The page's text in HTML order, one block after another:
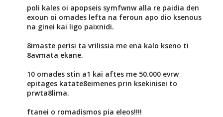
poli kales oi apopseis symfwnw alla re paidia den
exoun oi omades lefta na feroun apo dio ksenous
na ginei kai ligo paixnidi.
8imaste perisi ta vrilissia me ena kalo kseno ti
8avmata ekane.
10 omades stin a1 kai aftes me 50.000 evrw
epitages katate8eimenes prin ksekinisei to
prwta8lima.
ftanei o romadismos pia eleos!!!!